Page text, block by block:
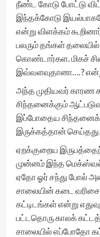
நீண்ட கோடு போட்டு
இந்தக்கோடு
என்று விளக்கம்
பலரும் தங்கள் தலையில்
கொண்டார்கள. மிகச்
இவ்வளவுதானா….?
அந்த முதியவர் காரண
சிந்தனைக்கும்
இப்போதைய
இருக்கத்தான் செய்தது.
ஏறக்குறைய
முன்னம் இந்த மெக்ஸ்வல்
ஏதோ ஓர் சந்து போல்
சாலையின் கடை
கட்டிடங்கள் என்று
பட்டதொரு காலக்
சாலையில் எப்போதோ